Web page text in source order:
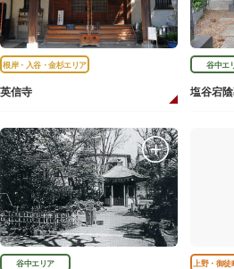
根岸・入谷・金杉エリア
英信寺
谷中エ
塩谷宕
谷中エリア 上野・御